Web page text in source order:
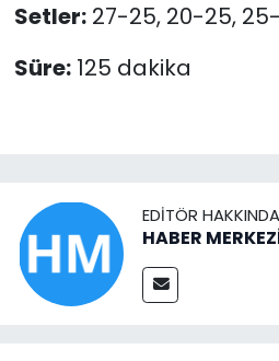
Setler:27-25, 20-25, 25-
Süre:125 dakika
EDITÖR HAKKINDA
HABER